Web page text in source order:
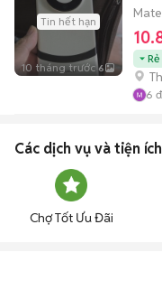
Tin hết hạn
10 tháng trước 6
6
Các dịch vụ và tiện ích
Chợ Tốt Ưu Đãi